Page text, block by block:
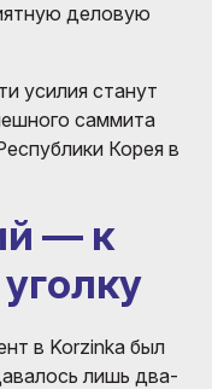
деловую
усилия станут
саммита
Корея в
— к
в Korzinka был
лишь два-